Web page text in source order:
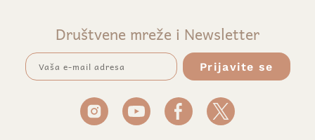
Društvene mreže i Newsletter